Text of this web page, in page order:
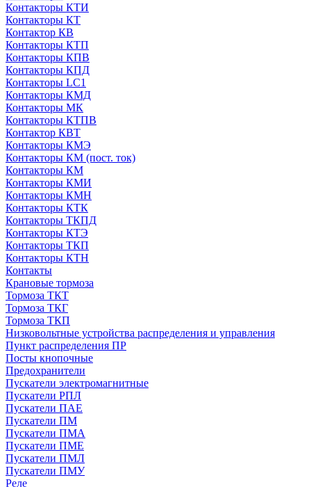
Контакторы КТИ
Контакторы КТ
Контактор КВ
Контакторы КТП
Контакторы КПВ
Контакторы КПД
Контакторы LC1
Контакторы КМД
Контакторы МК
Контакторы КТПВ
Контактор КВТ
Контакторы КМЭ
Контакторы КМ (пост. ток)
Контакторы КМ
Контакторы КМИ
Контакторы КМН
Контакторы КТК
Контакторы ТКПД
Контакторы КТЭ
Контакторы ТКП
Контакторы КТН
Контакты
Крановые тормоза
Тормоза ТКТ
Тормоза ТКГ
Тормоза ТКП
Низковольтные устройства распределения и управления
Пункт распределения ПР
Посты кнопочные
Предохранители
Пускатели электромагнитные
Пускатели РПЛ
Пускатели ПАЕ
Пускатели ПМ
Пускатели ПМА
Пускатели ПМЕ
Пускатели ПМЛ
Пускатели ПМУ
Реле